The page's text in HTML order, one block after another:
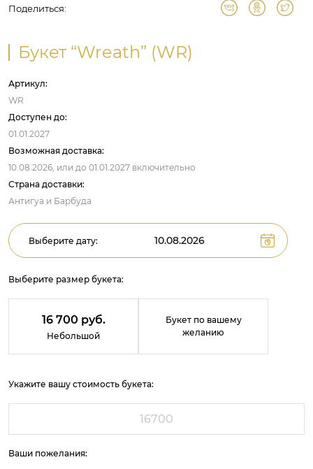
Поделиться:
Букет “Wreath” (WR)
Артикул:
WR
Доступен до:
01.01.2027
Возможная доставка:
10.08.2026, или до 01.01.2027 включительно
Страна доставки:
Антигуа и Барбуда
Выберите дату:
Выберите размер букета:
16 700 руб.
Небольшой
Букет по вашему
желанию
Укажите вашу стоимость букета:
Ваши пожелания: